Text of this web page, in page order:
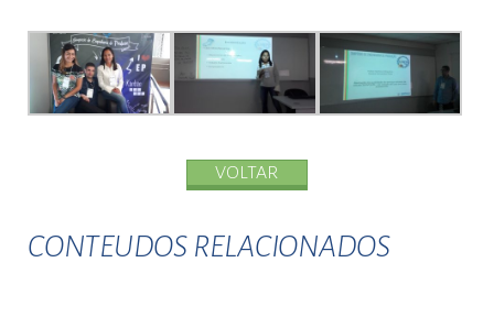
VOLTAR
CONTEUDOS RELACIONADOS